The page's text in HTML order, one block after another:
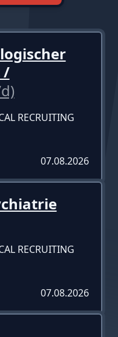
/
RECRUITING
07.08.2026
RECRUITING
07.08.2026